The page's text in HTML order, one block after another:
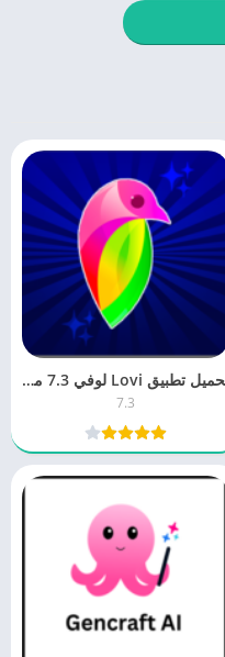
تحميل تطبيق Lovi لوفي 7.3 محرر الصور والفيديو مجانا آخر إصدار
7.3